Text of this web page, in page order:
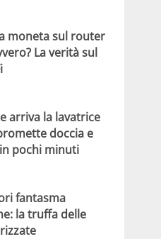
moneta sul router
La verità sul
arriva la lavatrice
doccia e
pochi minuti
fantasma
la truffa delle